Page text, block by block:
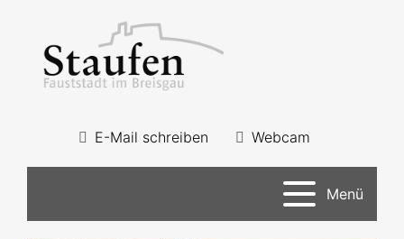
E-Mail schreiben Webcam
Menü